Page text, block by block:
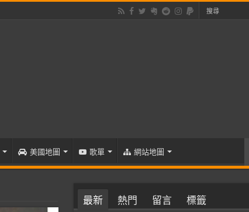
美國地圖 歌單 網站地圖
最新 熱門 留言 標籤